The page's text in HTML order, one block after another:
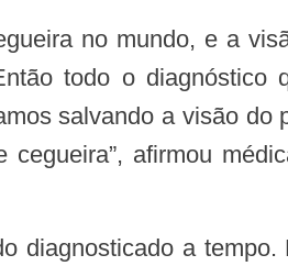
todo o diagnóstico
salvando a visão do
afirmou